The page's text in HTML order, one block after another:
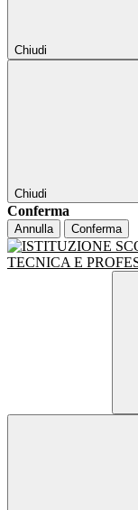
Chiudi
Chiudi
Conferma
Annulla Conferma